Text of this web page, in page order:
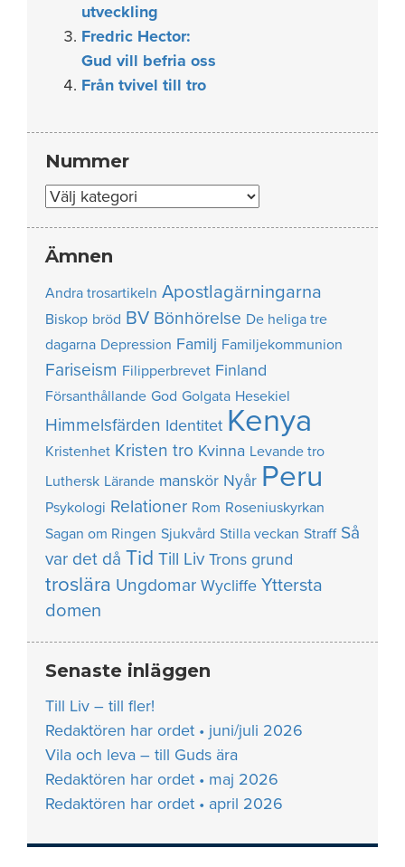
utveckling
Fredric Hector:
Gud vill befria oss
Från tvivel till tro
Nummer
Nummer
Ämnen
Andra trosartikeln Apostlagärningarna
Biskop bröd BV Bönhörelse De heliga tre
dagarna Depression Familj Familjekommunion
Fariseism Filipperbrevet Finland
Försanthållande God Golgata Hesekiel
Himmelsfärden Identitet Kenya
Kristenhet Kristen tro Kvinna Levande tro
Luthersk Lärande manskör Nyår Peru
Psykologi Relationer Rom Roseniuskyrkan
Sagan om Ringen Sjukvård Stilla veckan Straff Så
var det då Tid Till Liv Trons grund
troslära Ungdomar Wycliffe Yttersta
domen
Senaste inläggen
Till Liv – till fler!
Redaktören har ordet • juni/juli 2026
Vila och leva – till Guds ära
Redaktören har ordet • maj 2026
Redaktören har ordet • april 2026